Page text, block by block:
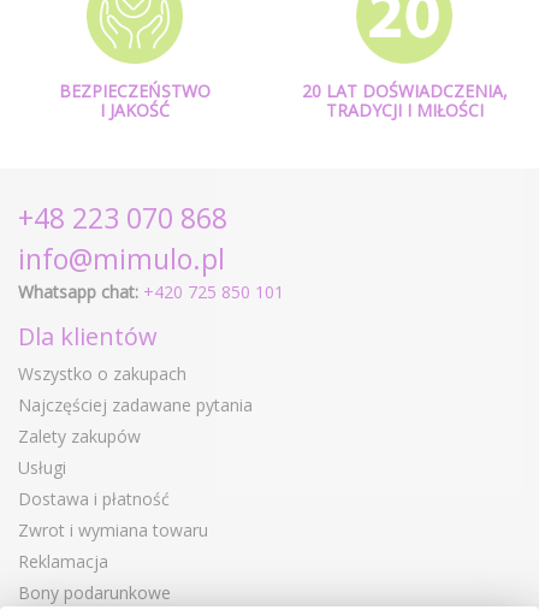
BEZPIECZEŃSTWO
I JAKOŚĆ
20 LAT DOŚWIADCZENIA,
TRADYCJI I MIŁOŚCI
+48 223 070 868
info@mimulo.pl
Whatsapp chat: +420 725 850 101
Dla klientów
Wszystko o zakupach
Najczęściej zadawane pytania
Zalety zakupów
Usługi
Dostawa i płatność
Zwrot i wymiana towaru
Reklamacja
Bony podarunkowe